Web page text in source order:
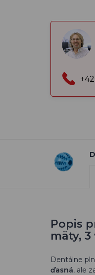
Popis
mäty,
Dentálne
ďasná, ale